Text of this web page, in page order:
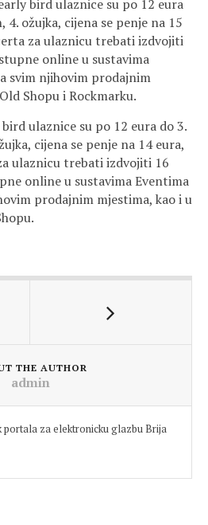
bird ulaznice su po 12 eura
4. ožujka, cijena se penje na 15
za ulaznicu trebati izdvojiti
online u sustavima
svim njihovim prodajnim
Shopu i Rockmarku.
ulaznice su po 12 eura do 3.
cijena se penje na 14 eura,
ulaznicu trebati izdvojiti 16
online u sustavima Eventima
prodajnim mjestima, kao i u
THE AUTHOR
admin
portala za elektronicku glazbu Brija